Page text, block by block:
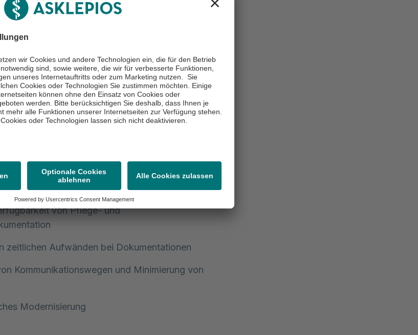
Patienten und Zuweisern
(§ 19 Abs. 1 Satz 1 Nr. 3
von Pflege- und
zeitlichen Aufwänden bei Dokumentationen
Kommunikationswegen und Minimierung von
Modernisierung